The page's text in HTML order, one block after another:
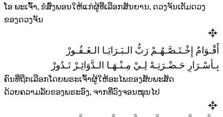
ໂອ ພະເຈົ້າ, ຂໍສົ່ງພອນໃຫ້ແກ່ຜູ້ທີ່ເລືອກສັນຍານ, ດວງຈັນເຕັມດວງ
ຂອງດວງຈັນ
أَقْـوَامٌ إِخْـتَـصَّـهُـمْ رَبُّ الـبَـرَايَـا الـغَـفُـورْ
بِـأسْـرَارِ حَـضْـرَتِـهْ لِـيْ مِـنْـهَـا الـدَّوَائِـرْ تَـدُورْ
ຄົນທີ່ຖືກເລືອກໂດຍພຣະເຈົ້າຜູ້ໃຫ້ອະໄພຂອງສັບພະສັດ
ດ້ວຍຄວາມລັບຂອງພຣະອົງ, ຈາກທີ່ວົງຈອນໝຸນໄປ